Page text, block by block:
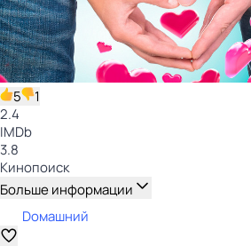
5
1
2.4
IMDb
3.8
Кинопоиск
Больше информации
Dомашний